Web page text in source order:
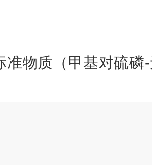
准物质（甲基对硫磷